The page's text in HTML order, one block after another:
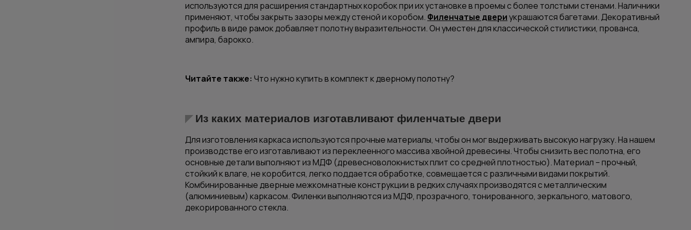
используются для расширения стандартных коробок при их установке в проемы с более толстыми стенами. Наличники
применяют, чтобы закрыть зазоры между стеной и коробом. Филенчатые двериукрашаются багетами. Декоративный
профиль в виде рамок добавляет полотну выразительности. Он уместен для классической стилистики, прованса,
ампира, барокко.
Читайте также: Что нужно купить в комплект к дверному полотну?
Из каких материалов изготавливают филенчатые двери
Для изготовления каркаса используются прочные материалы, чтобы он мог выдерживать высокую нагрузку. На нашем
производстве его изготавливают из переклеенного массива хвойной древесины. Чтобы снизить вес полотна, его
основные детали выполняют из МДФ (древесноволокнистых плит со средней плотностью). Материал – прочный,
стойкий к влаге, не коробится, легко поддается обработке, совмещается с различными видами покрытий.
Комбинированные дверные межкомнатные конструкции в редких случаях производятся с металлическим
(алюминиевым) каркасом. Филенки выполняются из МДФ, прозрачного, тонированного, зеркального, матового,
декорированного стекла.